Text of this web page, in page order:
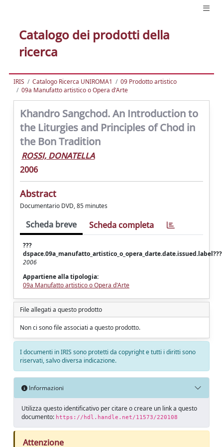
Catalogo dei prodotti della
ricerca
IRIS Catalogo Ricerca UNIROMA1
09 Prodotto artistico
09a Manufatto artistico o Opera d'Arte
Khandro Sangchod. An Introduction to
the Liturgies and Principles of Chod in
the Bon Tradition
ROSSI, DONATELLA
2006
Abstract
Documentario DVD, 85 minutes
Scheda breve Scheda completa
???
dspace.09a_manufatto_artistico_o_opera_darte.date.issued.label???
2006
Appartiene alla tipologia:
09a Manufatto artistico o Opera d'Arte
File allegati a questo prodotto
Non ci sono file associati a questo prodotto.
I documenti in IRIS sono protetti da copyright e tutti i diritti sono
riservati, salvo diversa indicazione.
Informazioni
Utilizza questo identificativo per citare o creare un link a questo
documento: https://hdl.handle.net/11573/220108
Attenzione